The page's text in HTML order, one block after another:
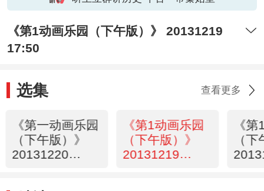
《第1动画乐园（下午版）》 20131219
17:50
选集 查看更多
《第一动画乐园
（下午版）》
20131220
《第1动画乐园
（下午版）》
20131219
《
（